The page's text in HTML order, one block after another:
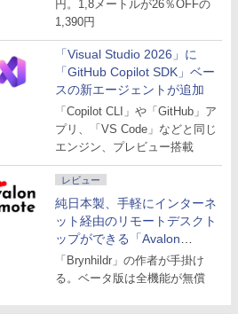
円。1,8メートルが26％OFFの
1,390円
「Visual Studio 2026」に
「GitHub Copilot SDK」ベー
スの新エージェントが追加
「Copilot CLI」や「GitHub」ア
プリ、「VS Code」などと同じ
エンジン、プレビュー搭載
レビュー
純日本製、手軽にインターネ
ット経由のリモートデスクト
ップができる「Avalon
remote」
「Brynhildr」の作者が手掛け
る。ベータ版は全機能が無償